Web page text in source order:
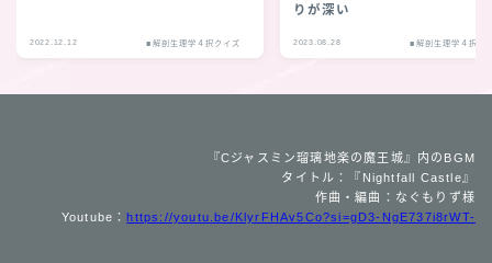
2022.12.12 ■解剖生理学４択クイズ
りが深い
2023.08.28 ■解剖生理学４択ク
『Cジャスミン瑠璃地楽の魔王城』内のBGM
タイトル：『Nightfall Castle』
作曲・編曲：なぐもりず様
Youtube：https://youtu.be/KlyrFHAv5Co?si=gD3-NgE737i8rWT-